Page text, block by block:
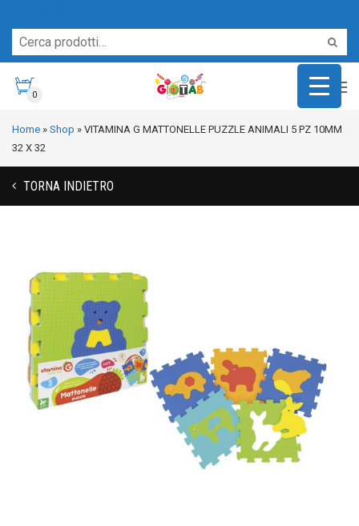
0
Home » Shop » VITAMINA G MATTONELLE PUZZLE ANIMALI 5 PZ 10MM
32 X 32
TORNA INDIETRO